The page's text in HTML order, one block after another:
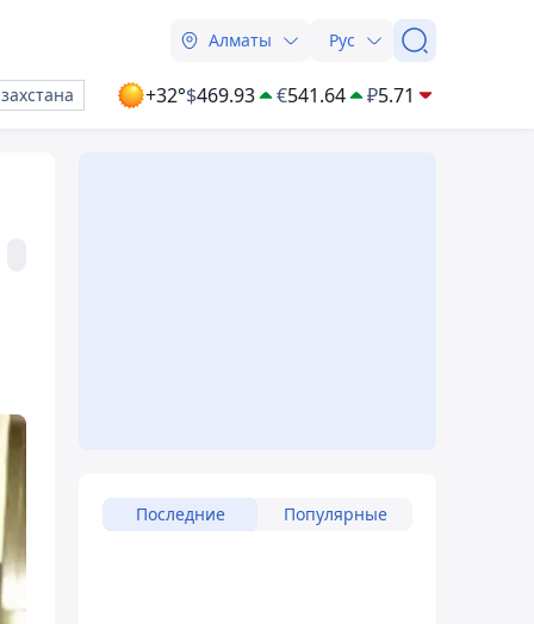
Алматы Рус
+32°$469.93 €541.64 ₽5.71
Последние Популярные